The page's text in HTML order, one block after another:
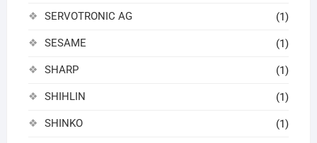
SERVOTRONIC AG (1)
SESAME (1)
SHARP (1)
SHIHLIN (1)
SHINKO (1)